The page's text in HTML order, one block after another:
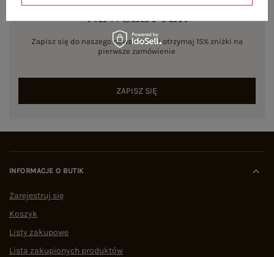
NEWSLETTER
Zapisz się do naszego newslettera i otrzymaj 15% zniżki na
pierwsze zamówienie
ZAPISZ SIĘ
INFORMACJE O BUTIK
Zarejestruj się
Koszyk
Listy zakupowe
Lista zakupionych produktów